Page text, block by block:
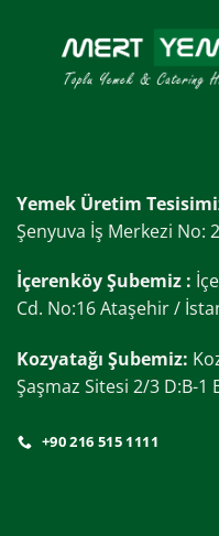
Yemek Üretim
Şenyuva İş Merkezi No:
İçerenköy Şubemiz :
Cd. No:16 Ataşehir /
Kozyatağı Şubemiz:
Şaşmaz Sitesi 2/3 D:B-1
+90 216 515 1111